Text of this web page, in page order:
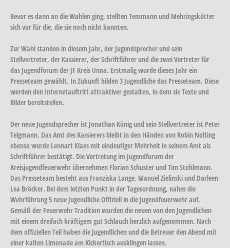
Bevor es dann an die Wahlen ging, stellten Temmann und Mehringskötter
sich vor für die, die sie noch nicht kannten.
Zur Wahl standen in diesem Jahr, der Jugendsprecher und sein
Stellvertreter, der Kassierer, der Schriftführer und die zwei Vertreter für
das Jugendforum der JF Kreis Unna. Erstmalig wurde dieses Jahr ein
Presseteam gewählt. In Zukunft bilden 3 Jugendliche das Presseteam. Diese
werden den Internetauftritt attraktiver gestalten, in dem sie Texte und
Bilder bereitstellen.
Der neue Jugendsprecher ist Jonathan König und sein Stellvertreter ist Peter
Telgmann. Das Amt des Kassierers bleibt in den Händen von Robin Nolting
ebenso wurde Lennart Klaes mit eindeutiger Mehrheit in seinem Amt als
Schriftführer bestätigt. Die Vertretung im Jugendforum der
Kreisjugendfeuerwehr übernehmen Florian Schuster und Tim Stohlmann.
Das Presseteam besteht aus Franziska Lange, Manuel Zielinski und Darleen
Lea Bröcker. Bei dem letzten Punkt in der Tagesordnung, nahm die
Wehrführung 5 neue Jugendliche Offiziell in die Jugendfeuerwehr auf.
Gemäß der Feuerwehr Tradition wurden die neuen von den Jugendlichen
mit einem dreifach kräftigem gut Schlauch herzlich aufgenommen. Nach
dem offiziellen Teil haben die Jugendlichen und die Betreuer den Abend mit
einer kalten Limonade am Kickertisch ausklingen lassen.